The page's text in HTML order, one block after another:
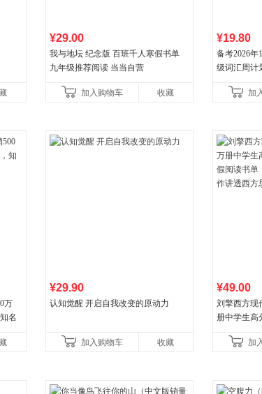
¥29.00
我与地坛 纪念版 百班千人寒假书单
九年级推荐阅读 当当自营
加入购物车 收藏
¥19.80
备考2026年
级词汇周计
加
万
名
¥29.90
认知觉醒 开启自我改变的原动力
加入购物车 收藏
¥49.00
刘擎西方现
册中学生高
讲透西方思
加